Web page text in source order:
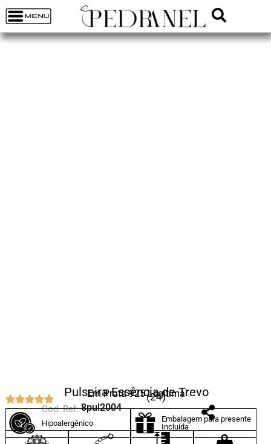
Pulseira Essência de Trevo
Em Prata 925 Legítima
(24)
Cod. Ref: 8pul2004
Hipoalergênico
Embalagem para presente
Incluída